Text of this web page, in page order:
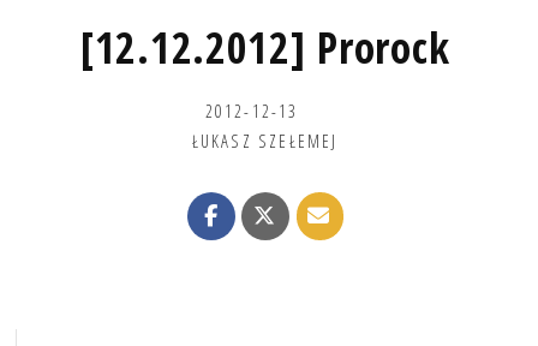
[12.12.2012] Prorock
2012-12-13
ŁUKASZ SZEŁEMEJ